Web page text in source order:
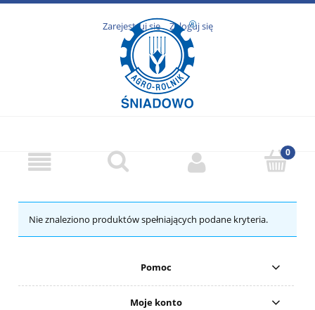
Zarejestruj się Zaloguj się
Nie znaleziono produktów spełniających podane kryteria.
Pomoc
Moje konto